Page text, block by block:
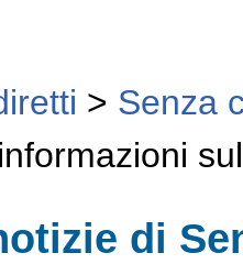
> Senza
di